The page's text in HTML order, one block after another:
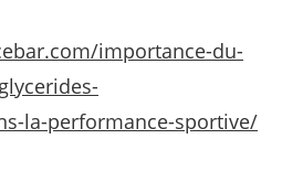
importance-du-
la-performance-sportive/